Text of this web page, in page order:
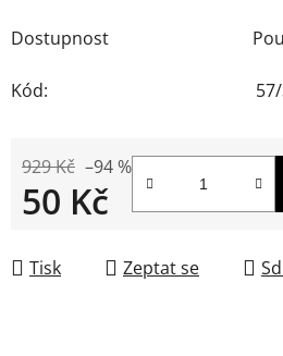
Dostupnost
Kód:
929 Kč –94 %
50 Kč
Tisk Zeptat se